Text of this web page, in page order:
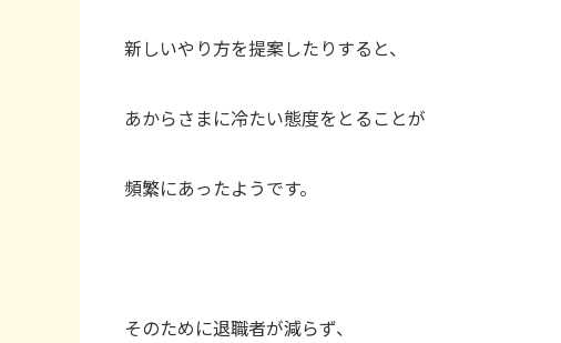
新しいやり方を提案したりすると、
あからさまに冷たい態度をとることが
頻繁にあったようです。
そのために退職者が減らず、